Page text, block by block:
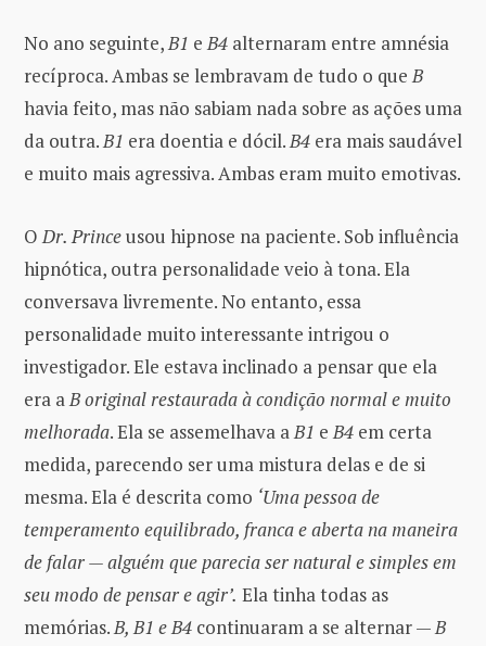
No ano seguinte,B1 eB4 alternaram entre amnésia
recíproca. Ambas se lembravam de tudo o queB
havia feito, mas não sabiam nada sobre as ações uma
da outra.B1 era doentia e dócil.B4 era mais saudável
e muito mais agressiva. Ambas eram muito emotivas.
ODr. Princeusou hipnose na paciente. Sob influência
hipnótica, outra personalidade veio à tona. Ela
conversava livremente. No entanto, essa
personalidade muito interessante intrigou o
investigador. Ele estava inclinado a pensar que ela
era aB original restaurada à condição normale muito
melhorada. Ela se assemelhava aB1 eB4 em certa
medida, parecendo ser uma mistura delas e de si
mesma. Ela é descrita como ‘Uma pessoa de
temperamento equilibrado, franca e aberta na maneira
de falar — alguém que parecia ser natural e simples em
seu modo de pensar e agir’. Ela tinha todas as
memórias.B, B1 e B4 continuaram a se alternar —B